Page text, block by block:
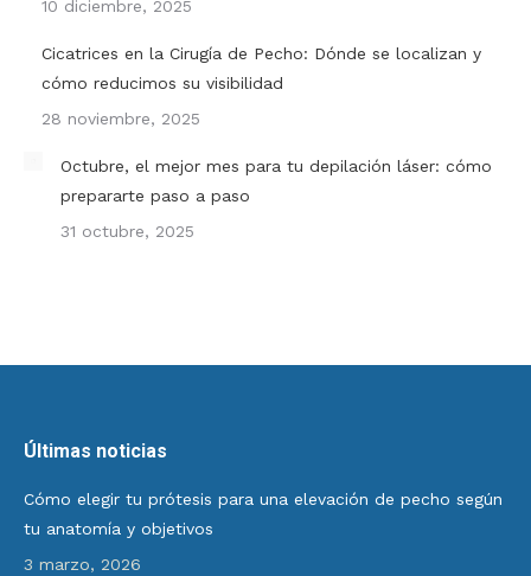
10 diciembre, 2025
Cicatrices en la Cirugía de Pecho: Dónde se localizan y
cómo reducimos su visibilidad
28 noviembre, 2025
Octubre, el mejor mes para tu depilación láser: cómo
prepararte paso a paso
31 octubre, 2025
Últimas noticias
Cómo elegir tu prótesis para una elevación de pecho según
tu anatomía y objetivos
3 marzo, 2026